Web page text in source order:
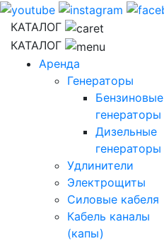
КАТАЛОГ
КАТАЛОГ
Аренда
Генераторы
Бензиновые
генераторы
Дизельные
генераторы
Удлинители
Электрощиты
Силовые кабеля
Кабель каналы
(капы)